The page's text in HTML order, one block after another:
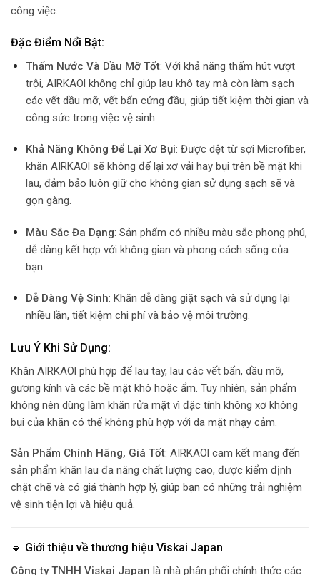
công việc.
Đặc Điểm Nổi Bật:
Thấm Nước Và Dầu Mỡ Tốt: Với khả năng thấm hút vượt
trội, AIRKAOl không chỉ giúp lau khô tay mà còn làm sạch
các vết dầu mỡ, vết bẩn cứng đầu, giúp tiết kiệm thời gian và
công sức trong việc vệ sinh.
Khả Năng Không Để Lại Xơ Bụi: Được dệt từ sợi Microfiber,
khăn AIRKAOl sẽ không để lại xơ vải hay bụi trên bề mặt khi
lau, đảm bảo luôn giữ cho không gian sử dụng sạch sẽ và
gọn gàng.
Màu Sắc Đa Dạng: Sản phẩm có nhiều màu sắc phong phú,
dễ dàng kết hợp với không gian và phong cách sống của
bạn.
Dễ Dàng Vệ Sinh: Khăn dễ dàng giặt sạch và sử dụng lại
nhiều lần, tiết kiệm chi phí và bảo vệ môi trường.
Lưu Ý Khi Sử Dụng:
Khăn AIRKAOl phù hợp để lau tay, lau các vết bẩn, dầu mỡ,
gương kính và các bề mặt khô hoặc ẩm. Tuy nhiên, sản phẩm
không nên dùng làm khăn rửa mặt vì đặc tính không xơ không
bụi của khăn có thể không phù hợp với da mặt nhạy cảm.
Sản Phẩm Chính Hãng, Giá Tốt: AIRKAOl cam kết mang đến
sản phẩm khăn lau đa năng chất lượng cao, được kiểm định
chặt chẽ và có giá thành hợp lý, giúp bạn có những trải nghiệm
vệ sinh tiện lợi và hiệu quả.
🔹 Giới thiệu về thương hiệu Viskai Japan
Công ty TNHH Viskai Japan là nhà phân phối chính thức các